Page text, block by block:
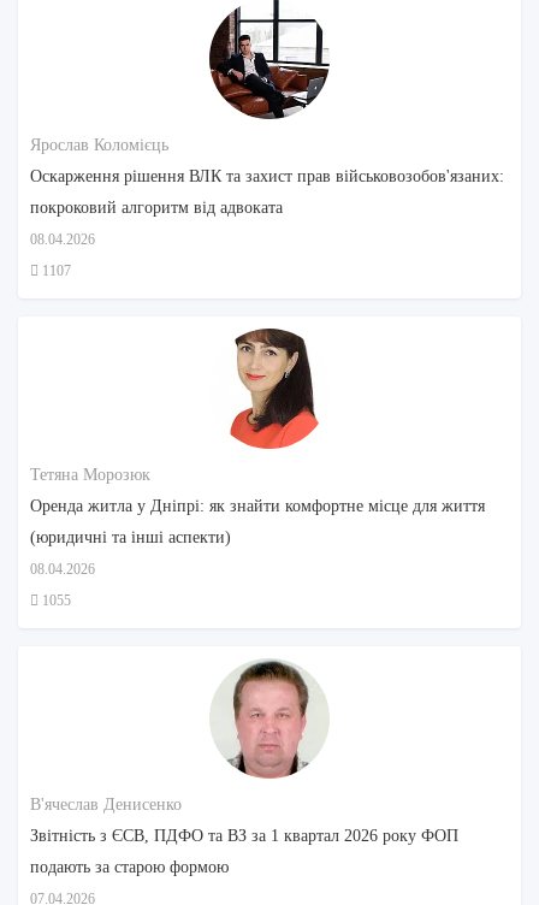
Ярослав Коломієць
Оскарження рішення ВЛК та захист прав військовозобов'язаних:
покроковий алгоритм від адвоката
08.04.2026
1107
Тетяна Морозюк
Оренда житла у Дніпрі: як знайти комфортне місце для життя
(юридичні та інші аспекти)
08.04.2026
1055
В'ячеслав Денисенко
Звітність з ЄСВ, ПДФО та ВЗ за 1 квартал 2026 року ФОП
подають за старою формою
07.04.2026